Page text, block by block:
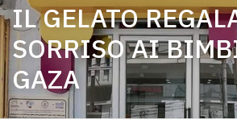
IL GELATO
SORRISO AI
GAZA